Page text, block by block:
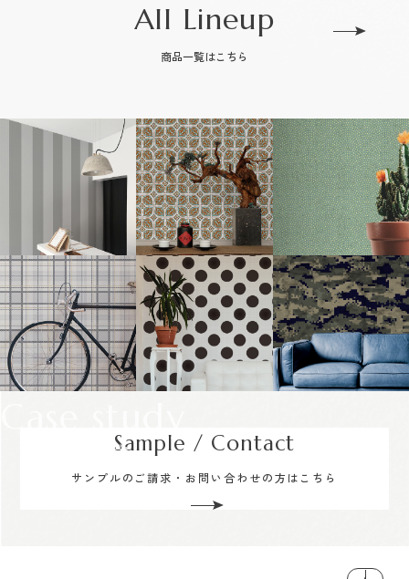
All Lineup
商品一覧はこちら
Sample / Contact
サンプルのご請求・お問い合わせの方はこちら